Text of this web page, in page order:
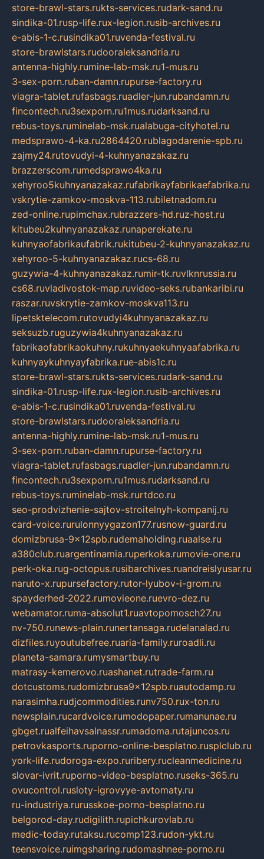
store-brawl-stars.rukts-services.rudark-sand.ru
sindika-01.rusp-life.rux-legion.rusib-archives.ru
e-abis-1-c.rusindika01.ruvenda-festival.ru
store-brawlstars.rudooraleksandria.ru
antenna-highly.rumine-lab-msk.ru1-mus.ru
3-sex-porn.ruban-damn.rupurse-factory.ru
viagra-tablet.rufasbags.ruadler-jun.rubandamn.ru
fincontech.ru3sexporn.ru1mus.rudarksand.ru
rebus-toys.ruminelab-msk.rualabuga-cityhotel.ru
medsprawo-4-ka.ru2864420.rublagodarenie-spb.ru
zajmy24.rutovudyi-4-kuhnyanazakaz.ru
brazzerscom.rumedsprawo4ka.ru
xehyroo5kuhnyanazakaz.rufabrikayfabrikaefabrika.ru
vskrytie-zamkov-moskva-113.rubiletnadom.ru
zed-online.rupimchax.rubrazzers-hd.ruz-host.ru
kitubeu2kuhnyanazakaz.runaperekate.ru
kuhnyaofabrikaufabrik.rukitubeu-2-kuhnyanazakaz.ru
xehyroo-5-kuhnyanazakaz.rucs-68.ru
guzywia-4-kuhnyanazakaz.rumir-tk.ruvlknrussia.ru
cs68.ruvladivostok-map.ruvideo-seks.rubankaribi.ru
raszar.ruvskrytie-zamkov-moskva113.ru
lipetsktelecom.rutovudyi4kuhnyanazakaz.ru
seksuzb.ruguzywia4kuhnyanazakaz.ru
fabrikaofabrikaokuhny.rukuhnyaekuhnyaafabrika.ru
kuhnyaykuhnyayfabrika.rue-abis1c.ru
store-brawl-stars.rukts-services.rudark-sand.ru
sindika-01.rusp-life.rux-legion.rusib-archives.ru
e-abis-1-c.rusindika01.ruvenda-festival.ru
store-brawlstars.rudooraleksandria.ru
antenna-highly.rumine-lab-msk.ru1-mus.ru
3-sex-porn.ruban-damn.rupurse-factory.ru
viagra-tablet.rufasbags.ruadler-jun.rubandamn.ru
fincontech.ru3sexporn.ru1mus.rudarksand.ru
rebus-toys.ruminelab-msk.rurtdco.ru
seo-prodvizhenie-sajtov-stroitelnyh-kompanij.ru
card-voice.rurulonnyygazon177.rusnow-guard.ru
domizbrusa-9x12spb.rudemaholding.ruaalse.ru
a380club.ruargentinamia.ruperkoka.rumovie-one.ru
perk-oka.rug-octopus.rusibarchives.ruandreislyusar.ru
naruto-x.rupursefactory.rutor-lyubov-i-grom.ru
spayderhed-2022.rumovieone.ruevro-dez.ru
webamator.ruma-absolut1.ruavtopomosch27.ru
nv-750.runews-plain.runertansaga.rudelanalad.ru
dizfiles.ruyoutubefree.ruaria-family.ruroadli.ru
planeta-samara.rumysmartbuy.ru
matrasy-kemerovo.ruashanet.rutrade-farm.ru
dotcustoms.rudomizbrusa9x12spb.ruautodamp.ru
narasimha.rudjcommodities.runv750.rux-ton.ru
newsplain.rucardvoice.rumodopaper.rumanunae.ru
gbget.rualfeihavsalnassr.rumadoma.rutajuncos.ru
petrovkasports.ruporno-online-besplatno.rusplclub.ru
york-life.rudoroga-expo.ruribery.rucleanmedicine.ru
slovar-ivrit.ruporno-video-besplatno.ruseks-365.ru
ovucontrol.rusloty-igrovyye-avtomaty.ru
ru-industriya.rurusskoe-porno-besplatno.ru
belgorod-day.rudigilith.rupichkurovlab.ru
medic-today.rutaksu.rucomp123.rudon-ykt.ru
teensvoice.ruimgsharing.rudomashnee-porno.ru